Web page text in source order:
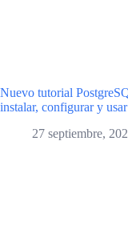
Nuevo tutorial
instalar, configurar y usar
27 septiembre,